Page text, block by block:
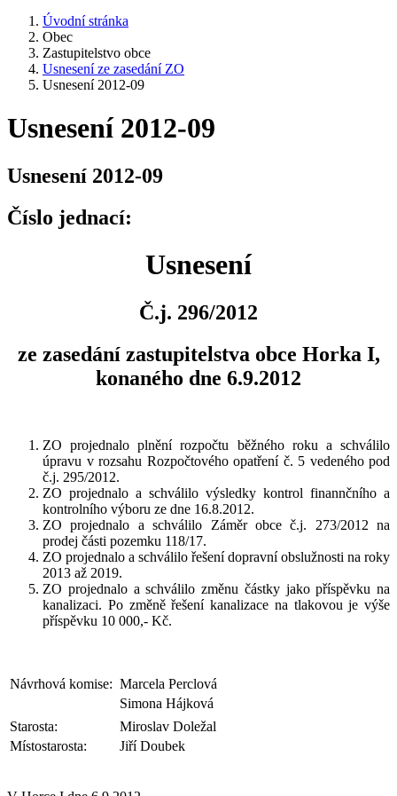
Úvodní stránka
Obec
Zastupitelstvo obce
Usnesení ze zasedání ZO
Usnesení 2012-09
Usnesení 2012-09
Usnesení 2012-09
Číslo jednací:
Usnesení
Č.j. 296/2012
ze zasedání zastupitelstva obce Horka I,
konaného dne 6.9.2012
ZO projednalo plnění rozpočtu běžného roku a schválilo
úpravu v rozsahu Rozpočtového opatření č. 5 vedeného pod
č.j. 295/2012.
ZO projednalo a schválilo výsledky kontrol finannčního a
kontrolního výboru ze dne 16.8.2012.
ZO projednalo a schválilo Záměr obce č.j. 273/2012 na
prodej části pozemku 118/17.
ZO projednalo a schválilo řešení dopravní obslužnosti na roky
2013 až 2019.
ZO projednalo a schválilo změnu částky jako příspěvku na
kanalizaci. Po změně řešení kanalizace na tlakovou je výše
příspěvku 10 000,- Kč.
Návrhová komise: Marcela Perclová
Simona Hájková
Starosta:
Miroslav Doležal
Místostarosta:
Jiří Doubek